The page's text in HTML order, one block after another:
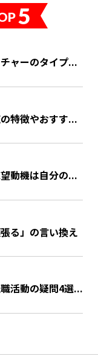
5
ャーのタイプ...
特徴やおすす...
動機は自分の...
る」の言い換え
活動の疑問4選...